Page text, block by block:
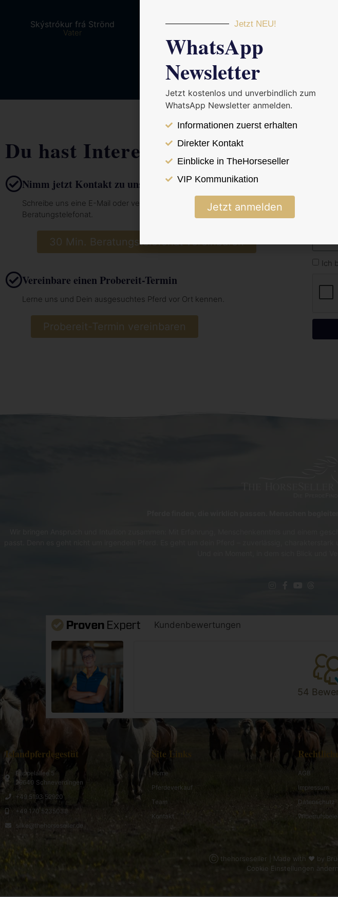
Skýstrókur frá Strönd
Vater
Hrafna frá Strönd
Du hast Interesse?
Nimm jetzt Kontakt zu uns auf
Schreibe uns eine E-Mail oder vereinbare hier dein 30 Min.
Beratungstelefonat.
30 Min. Beratungstelefonat vereinbaren
Vereinbare einen Probereit-Termin
Lerne uns und Dein ausgesuchtes Pferd vor Ort kennen.
Probereit-Termin vereinbaren
Ich
Kundenbewertungen
54
Islandpferdegestüt
Pappelallee 5
29640 Schneverdingen
+49 5193 52920
+49 170 5235038
silke@thehorseseller.de
Site Links
Home
Pferdeverkauf
Team
Kontakt
AGB
Impressum
Datenschutz
Ⓒ thehorseseller | Made with ❤ by
Cookie Einstellungen ändern
Jetzt NEU!
WhatsApp
Newsletter
Jetzt kostenlos und unverbindlich zum
WhatsApp Newsletter anmelden.
Informationen zuerst erhalten
Direkter Kontakt
Einblicke in TheHorseseller
VIP Kommunikation
Jetzt anmelden